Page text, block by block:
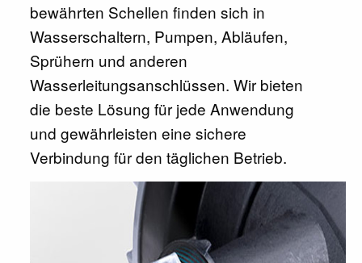
bewährten Schellen finden sich in
Wasserschaltern, Pumpen, Abläufen,
Sprühern und anderen
Wasserleitungsanschlüssen. Wir bieten
die beste Lösung für jede Anwendung
und gewährleisten eine sichere
Verbindung für den täglichen Betrieb.